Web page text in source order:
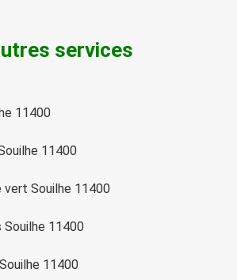
services
11400
11400
vert Souilhe 11400
Souilhe 11400
11400